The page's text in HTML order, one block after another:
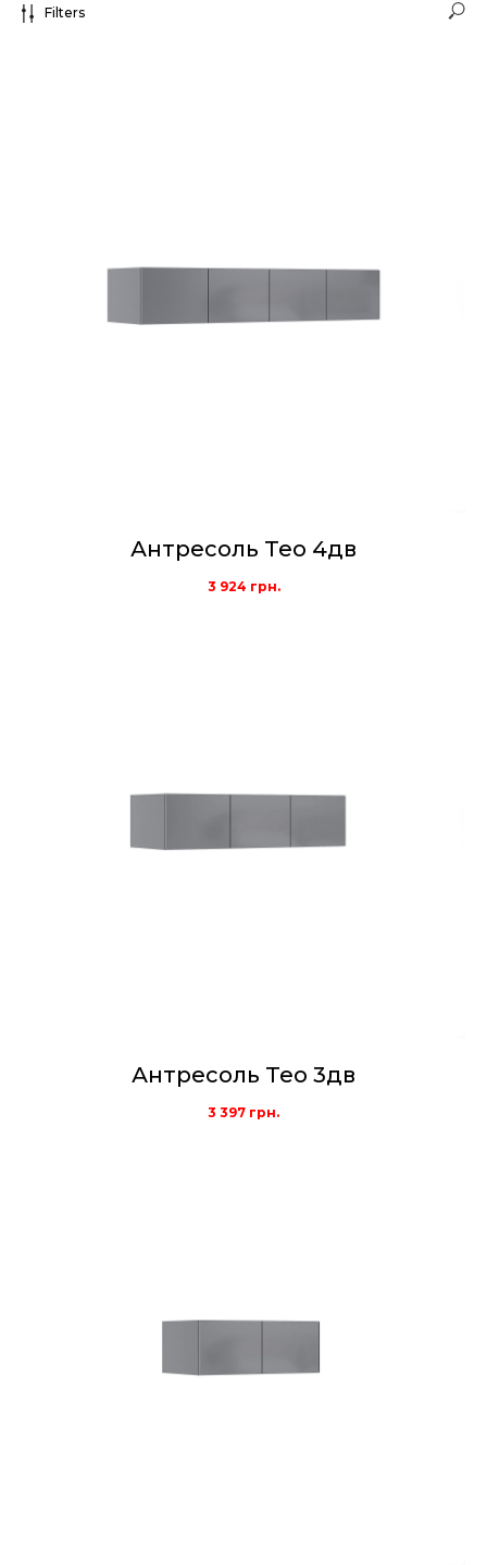
Filters
Антресоль Тео 4дв
3 924 грн.
Антресоль Тео 3дв
3 397 грн.